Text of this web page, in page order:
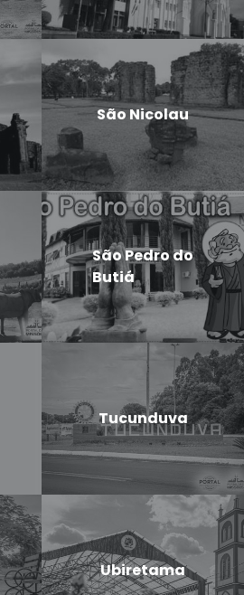
São Nicolau
São Pedro do
Butiá
Tucunduva
Ubiretama